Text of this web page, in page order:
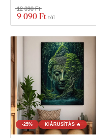
9 090 Ft-tól
12 090 Ft
-25% KIÁRUSÍTÁS 🔥